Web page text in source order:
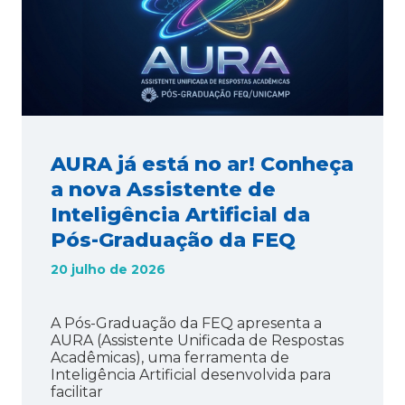
AURA já está no ar! Conheça
a nova Assistente de
Inteligência Artificial da
Pós-Graduação da FEQ
20 julho de 2026
A Pós-Graduação da FEQ apresenta a
AURA (Assistente Unificada de Respostas
Acadêmicas), uma ferramenta de
Inteligência Artificial desenvolvida para
facilitar